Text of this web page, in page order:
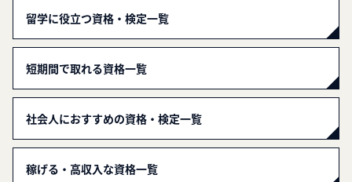
留学に役立つ資格・検定一覧
短期間で取れる資格一覧
社会人におすすめの資格・検定一覧
稼げる・高収入な資格一覧